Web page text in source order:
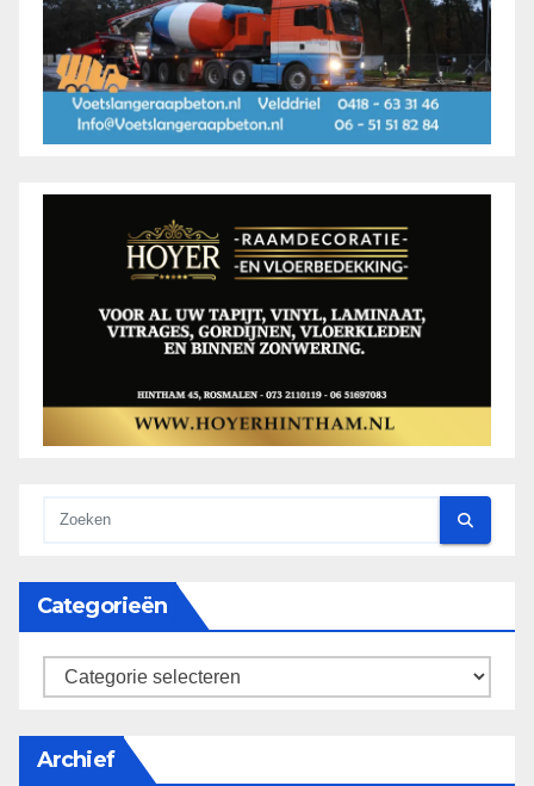
Categorieën
categorieën
Archief